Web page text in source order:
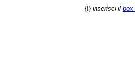
{!} inserisci il box